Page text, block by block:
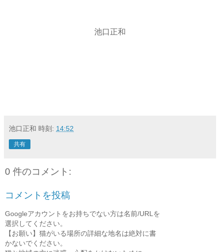
池口正和
池口正和 時刻: 14:52
共有
0 件のコメント:
コメントを投稿
Googleアカウントをお持ちでない方は名前/URLを
選択してください。
【お願い】猫がいる場所の詳細な地名は絶対に書
かないでください。